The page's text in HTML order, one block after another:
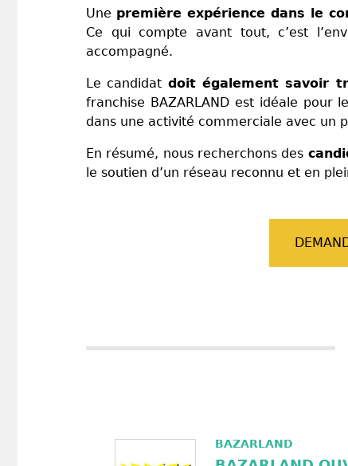
Une première expérience dans le
Ce qui compte avant tout, c’est
accompagné.
Le candidat doit également savoir
franchise BAZARLAND est idéale pour
dans une activité commerciale avec un
En résumé, nous recherchons des
le soutien d’un réseau reconnu et en
BAZARLAND